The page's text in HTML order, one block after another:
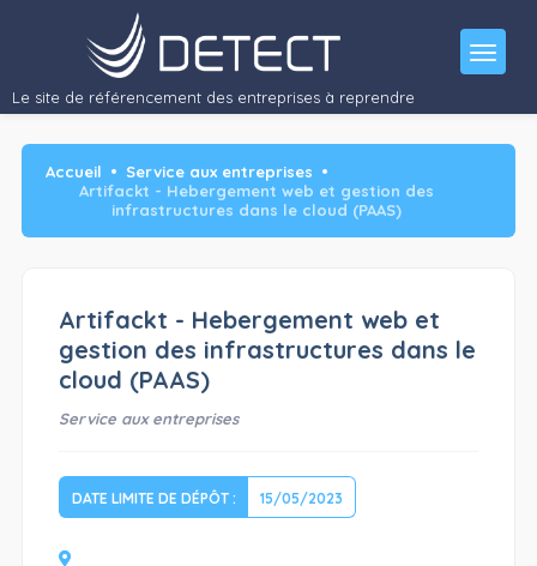
Le site de référencement des entreprises à reprendre
Accueil
Service aux entreprises
Artifackt - Hebergement web et gestion des
infrastructures dans le cloud (PAAS)
Artifackt - Hebergement web et
gestion des infrastructures dans le
cloud (PAAS)
Service aux entreprises
DATE LIMITE DE DÉPÔT : 15/05/2023